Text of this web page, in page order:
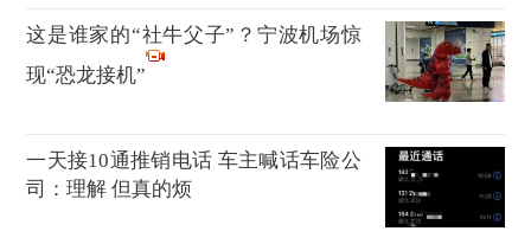
这是谁家的“社牛父子”？宁波机场惊
现“恐龙接机”
一天接10通推销电话 车主喊话车险公
司：理解 但真的烦